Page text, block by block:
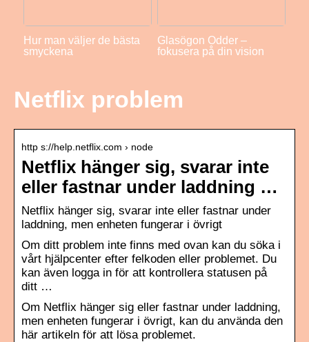
Hur man väljer de bästa
smyckena
Glasögon Odder –
fokusera på din vision
Netflix problem
http s://help.netflix.com › node
Netflix hänger sig, svarar inte
eller fastnar under laddning …
Netflix hänger sig, svarar inte eller fastnar under
laddning, men enheten fungerar i övrigt
Om ditt problem inte finns med ovan kan du söka i
vårt hjälpcenter efter felkoden eller problemet. Du
kan även logga in för att kontrollera statusen på
ditt …
Om Netflix hänger sig eller fastnar under laddning,
men enheten fungerar i övrigt, kan du använda den
här artikeln för att lösa problemet.